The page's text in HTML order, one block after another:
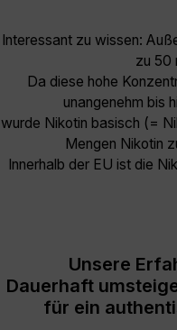
Interessant zu wissen:
zu 50
Da diese hohe
unangenehm bis
wurde Nikotin basisch (=
Mengen Nikotin
Innerhalb der EU ist die
Unsere
Dauerhaft
für ein